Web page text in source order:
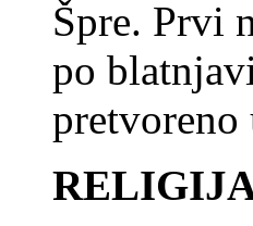
Špre. Prvi
po